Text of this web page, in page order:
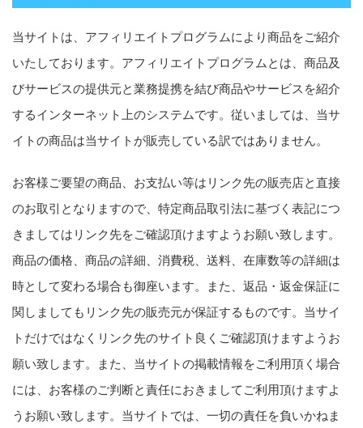
当サイトは、アフィリエイトプログラムにより商品をご紹介
いたしております。アフィリエイトプログラムとは、商品及
びサービスの提供元と業務提携を結び商品やサービスを紹介
するインターネット上のシステムです。従いましては、当サ
イトの商品は当サイトが販売している訳ではありません。
お客様ご要望の商品、お支払い等はリンク先の販売店と直接
のお取引となりますので、特定商品取引法に基づく表記につ
きましてはリンク先をご確認頂けますようお願い致します。
商品の価格、商品の詳細、消費税、送料、在庫数等の詳細は
時として変わる場合も御座います。また、返品・返金保証に
関しましてもリンク先の販売元が保証するものです。当サイ
トだけではなくリンク先のサイト良くご確認頂けますようお
願い致します。また、当サイトの掲載情報をご利用頂く場合
には、お客様のご判断と責任におきましてご利用頂けますよ
うお願い致します。当サイトでは、一切の責任を負いかねま